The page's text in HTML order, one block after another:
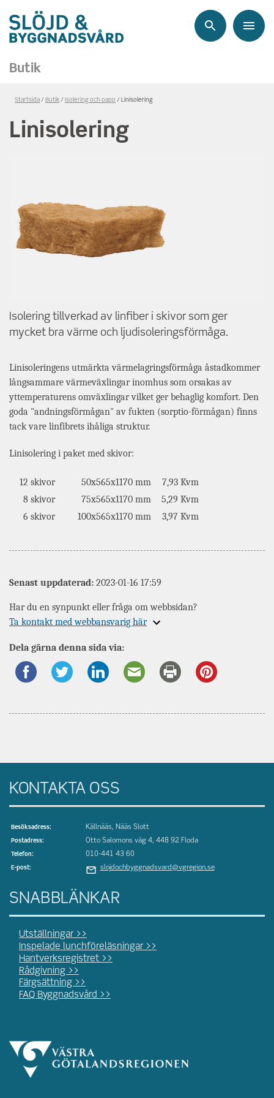
Butik
Länkstig,
Startsida Butik Isolering och papp Linisolering
Linisolering
Isolering tillverkad av linfiber i skivor som ger
mycket bra värme och ljudisoleringsförmåga.
Linisoleringens utmärkta värmelagringsförmåga åstadkommer
långsammare värmeväxlingar inomhus som orsakas av
yttemperaturens omväxlingar vilket ger behaglig komfort. Den
goda "andningsförmågan" av fukten (sorptio-förmågan) finns
tack vare linfibrets ihåliga struktur.
Linisolering i paket med skivor:
12 skivor 50x565x1170 mm
7,93 Kvm
8 skivor
75x565x1170 mm
5,29 Kvm
6 skivor
100x565x1170 mm 3,97 Kvm
Senast uppdaterad: 2023-01-16 17:59
Har du en synpunkt eller fråga om webbsidan?
Expandera
om
Ta kontakt med webbansvarig här
Dela gärna denna sida via:
KONTAKTA OSS
Besöksadress: Källnääs, Nääs Slott
Postadress: Otto Salomons väg 4, 448 92 Floda
Telefon: 010-441 43 60
E-post: slojdochbyggnadsvard@vgregion.se
SNABBLÄNKAR
Utställningar >>
Inspelade lunchföreläsningar >>
Hantverksregistret >>
Rådgivning >>
Färgsättning >>
FAQ Byggnadsvård >>